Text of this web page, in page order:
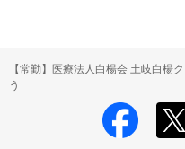
【常勤】医療法人白楊会 土岐白楊
う